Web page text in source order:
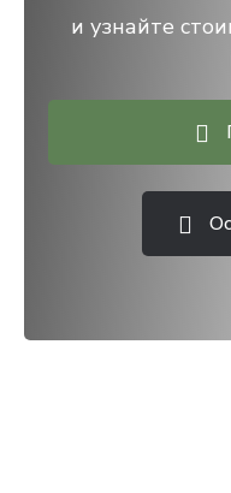
и узнайте